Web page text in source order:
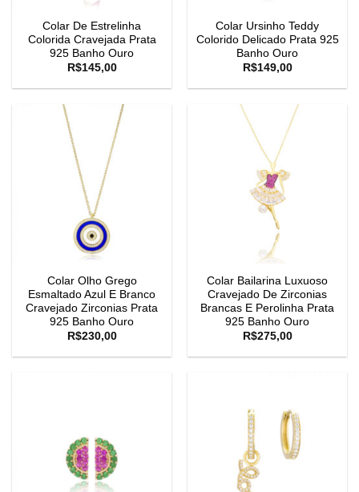
Colar De Estrelinha
Colorida Cravejada Prata
925 Banho Ouro
R$145,00
Colar Ursinho Teddy
Colorido Delicado Prata 925
Banho Ouro
R$149,00
Colar Olho Grego
Esmaltado Azul E Branco
Cravejado Zirconias Prata
925 Banho Ouro
R$230,00
Colar Bailarina Luxuoso
Cravejado De Zirconias
Brancas E Perolinha Prata
925 Banho Ouro
R$275,00